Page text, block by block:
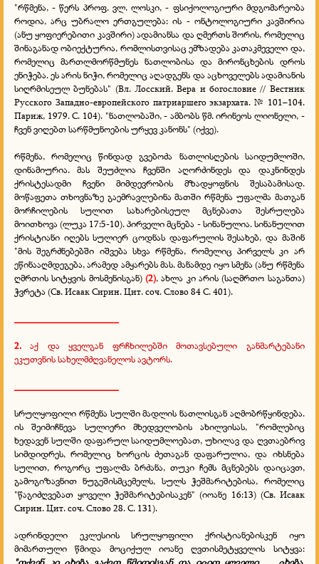
"რწმენა, - წერს პროფ. ვლ. ლოსკი, - ფსიქოლოგიური მდგომარეობა
როდია, არც უბრალო ერთგულება: ის - ონტოლოგიური კავშირია
(ანუ ყოფიერებითი კავშირი) ადამიანსა და ღმერთს შორის, რომელიც
შინაგანად ობიექტურია, რომლისთვისაც ემზადება კათაკმეველი და,
რომელიც მართლმორწმუნეს ნათლობისა და მირონცხების დროს
ენიჭება. ეს არის ნიჭი, რომელიც აღადგენს და აცხოველებს ადამიანის
სიღრმისეულ ბუნებას" (Вл. Лосский. Вера и богословие // Вестник
Русского Западно-европейского патриаршего экзархата. № 101–104.
Париж, 1979. С. 104). "ნათლობაში, - ამბობს წმ. ირინეოს ლიონელი, -
ჩვენ ვიღებთ სარწმუნოების ურყევ კანონს" (იქვე).
რწმენა, რომელიც წინდად გვებოძა ნათლისღების საიდუმლოში,
დინამიურია. მას შეუძლია ჩვენში აღორძინდეს და დაკნინდეს
ქრისტესადმი ჩვენი მიმდევრობის მზადყოფნის შესაბამისად.
მოწაფეთა თხოვნაზე გაემრავლებინა მათში რწმენა უფალმა მათგან
მორჩილების სულით სახარებისეულ მცნებათა შესრულება
მოითხოვა (ლუკა 17:5-10). პირველი მცნება - სინანულია. სინანულით
ქრისტიანი იღებს სულიერ ცოდნას დაფარულის შესახებ, და მაშინ
"მის შეგრძნებებში იშვება სხვა რწმენა, რომელიც პირველს კი არ
ეწინააღმდეგება, არამედ ამყარებს მას. მანამდე იყო სმენა (ანუ რწმენა
ღმრთის სიტყვის მოსმენისგან)(2), ახლა კი არის (საღმრთო საგანთა)
ჭვრეტა (Св. Исаак Сирин. Цит. соч. Слово 84 С. 401).
2.
აქ და ყველგან ფრჩხილებში მოთავსებული განმარტებანი
ეკუთვნის სახელმძღვანელოს ავტორს.
სრულყოფილი რწმენა სულში მადლის ნათლისგან აღმობრწყინდება.
ის შეიმიჩნევა სულიერი მხედველობის ახილვისას, "რომლებიც
ხედავენ სულში დაფარულ საიდუმლოებათ, უხილავ და ღვთაებრივ
სიმდიდრეს, რომელიც ხორცის ძეთაგან დაფარულია, და იხსნება
სულით, როგორც უფალმა ბრძანა, თუკი ჩემს მცნებებს დაიცავთ,
გამოგიზავნით ნუგეშისმცემელს, სულს ჭეშმარიტებისა, რომელიც
"წაგიძღვებათ ყოველი ჭეშმარიტებისაკენ" (იოანე 16:13) (Св. Исаак
Сирин. Цит. соч. Слово 28. С. 131).
ადრინდელი ეკლესიის სრულყოფილი ქრისტიანებისკენ იყო
მიმართული წმიდა მოციქულ იოანე ღვთისმეტყველის სიტყვა: